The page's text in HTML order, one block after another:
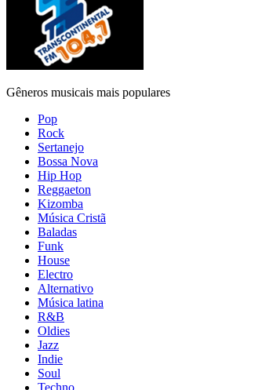
Gêneros musicais mais populares
Pop
Rock
Sertanejo
Bossa Nova
Hip Hop
Reggaeton
Kizomba
Música Cristã
Baladas
Funk
House
Electro
Alternativo
Música latina
R&B
Oldies
Jazz
Indie
Soul